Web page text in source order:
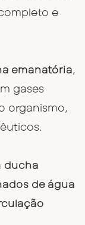
e
emanatória,
gases
organismo,
ducha
de água